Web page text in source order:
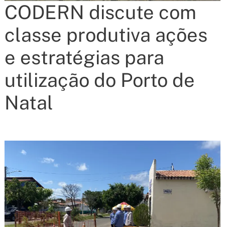
CODERN discute com
classe produtiva ações
e estratégias para
utilização do Porto de
Natal